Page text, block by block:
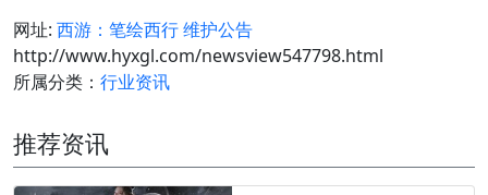
网址: 西游：笔绘西行 维护公告
http://www.hyxgl.com/newsview547798.html
所属分类： 行业资讯
推荐资讯